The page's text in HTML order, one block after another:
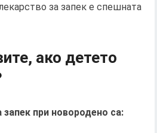
за запек е спешната
ако детето
при новородено са: